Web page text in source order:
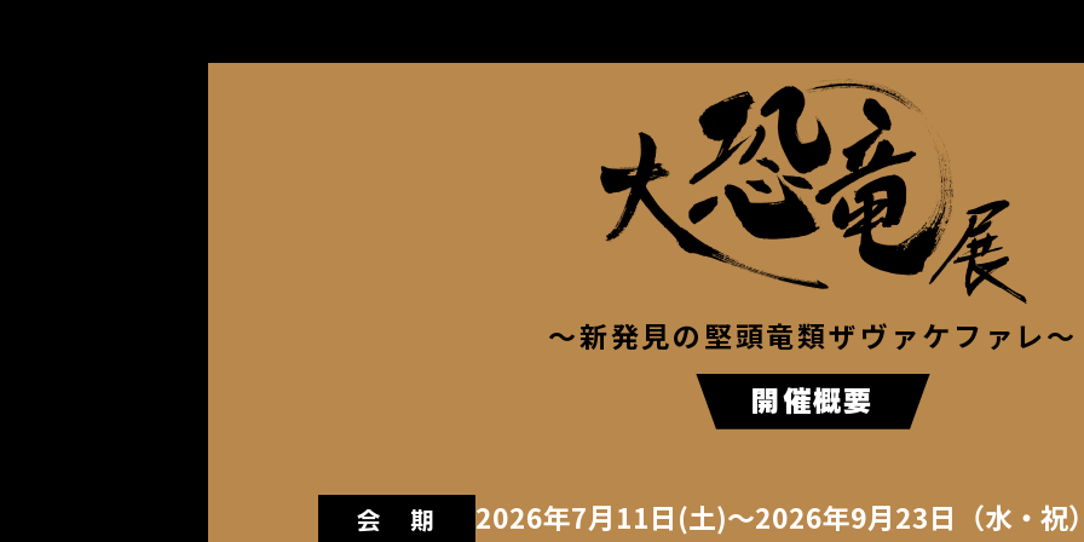
～新発見の堅頭竜類ザヴァケファレ～
開催概要
会 期 2026年7月11日(土)～2026年9月23日（水・祝